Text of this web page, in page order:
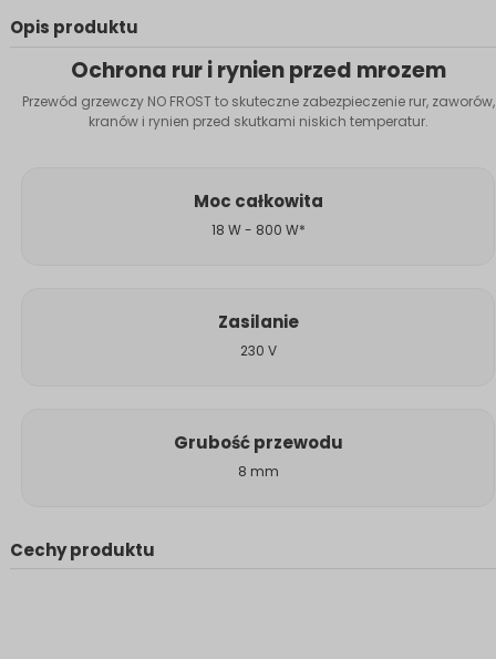
Opis produktu
Ochrona rur i rynien przed mrozem
Przewód grzewczy NO FROST to skuteczne zabezpieczenie rur, zaworów,
kranów i rynien przed skutkami niskich temperatur.
Moc całkowita
18 W - 800 W*
Zasilanie
230 V
Grubość przewodu
8 mm
Cechy produktu